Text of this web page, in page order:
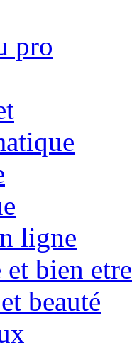
pro
ligne
et bien etre
beauté